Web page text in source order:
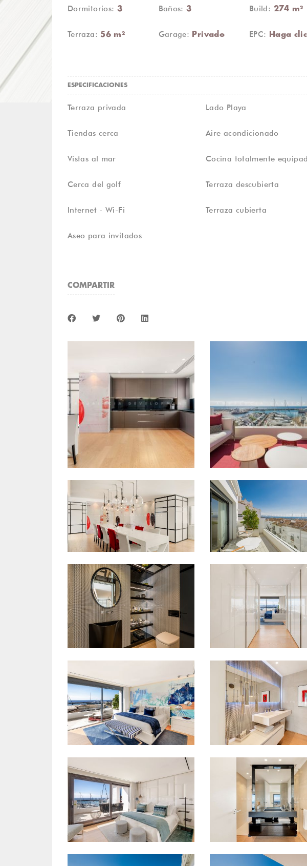
Dormitorios: 3 Baños:3 Build: 274 m²
Terraza: 56 m² Garage: Privado EPC: Haga clic
ESPECIFICACIONES
Terraza privada Lado Playa
Tiendas cerca Aire acondicionado
Vistas al mar Cocina totalmente
Cerca del golf Terraza descubierta
Internet - Wi-Fi Terraza cubierta
Aseo para invitados
COMPARTIR